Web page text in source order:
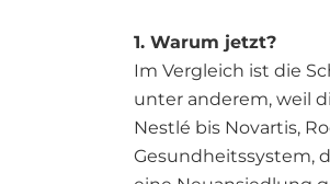
1. Warum jetzt?
Im Vergleich ist die
unter anderem, weil
Nestlé bis Novartis,
Gesundheitssystem,